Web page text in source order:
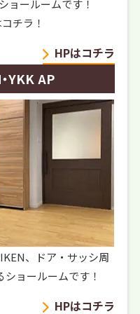
ョールームです！
チラ！
HPはコチラ
YKK AP
、ドア・サッシ周
ショールームです！
HPはコチラ